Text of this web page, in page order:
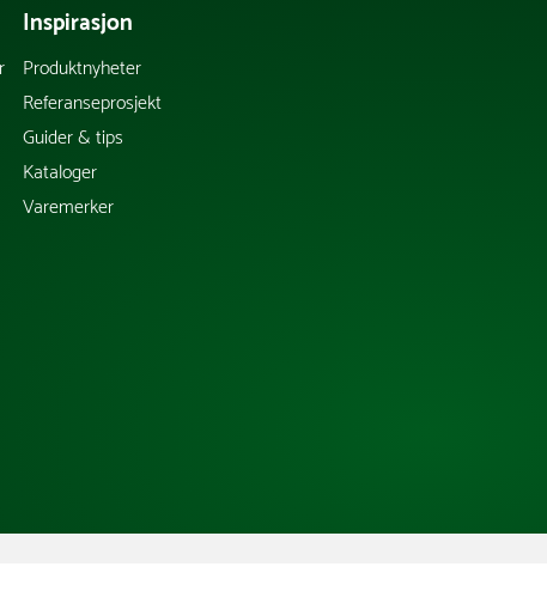
Inspirasjon
Produktnyheter
Referanseprosjekt
Guider & tips
Kataloger
Varemerker